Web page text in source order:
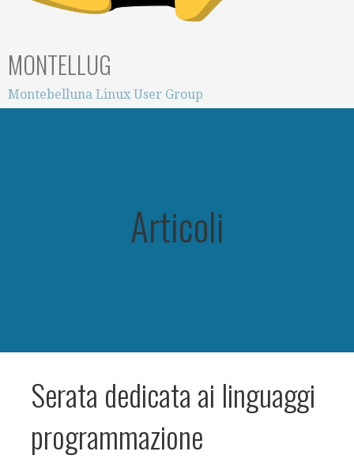
MONTELLUG
Montebelluna Linux User Group
Articoli
Serata dedicata ai linguaggi
programmazione